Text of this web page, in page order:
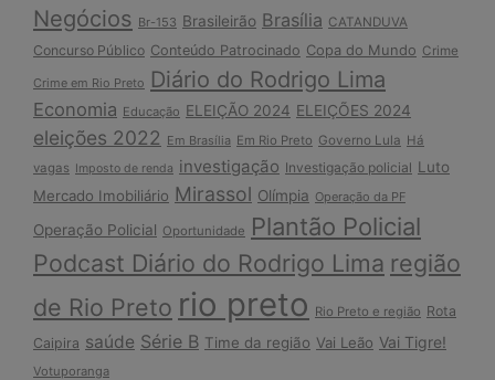
Negócios Br-153 Brasileirão Brasília CATANDUVA
Concurso Público Conteúdo Patrocinado Copa do Mundo Crime
Crime em Rio Preto Diário do Rodrigo Lima
Economia Educação ELEIÇÃO 2024 ELEIÇÕES 2024
eleições 2022 Em Brasília Em Rio Preto Governo Lula Há
vagas Imposto de renda investigação Investigação policial Luto
Mercado Imobiliário Mirassol Olímpia Operação da PF
Operação Policial Oportunidade Plantão Policial
Podcast Diário do Rodrigo Lima região
de Rio Preto rio preto Rio Preto e região Rota
Caipira saúde Série B Time da região Vai Leão Vai Tigre!
Votuporanga